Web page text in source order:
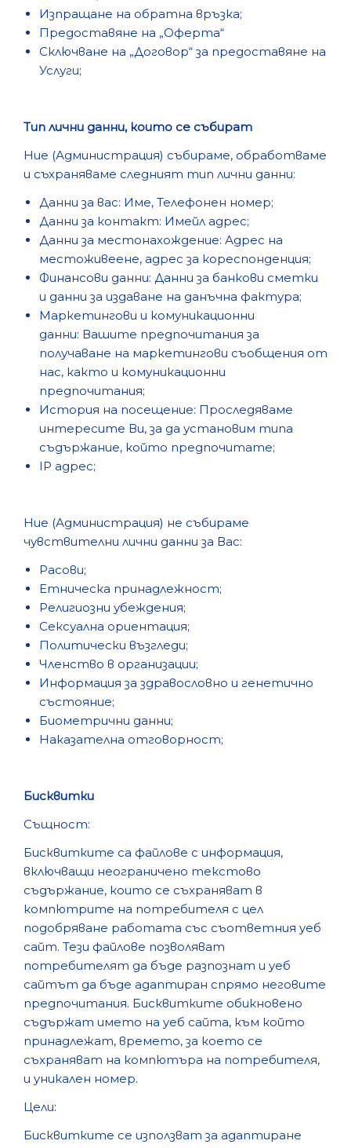
Изпращане на обратна връзка;
Предоставяне на „Оферта“
Сключване на „Договор“ за предоставяне на
Услуги;
Тип лични данни, които се събират
Ние (Администрация) събираме, обработваме
и съхраняваме следният тип лични данни:
Данни за вас: Име, Телефонен номер;
Данни за контакт: Имейл адрес;
Данни за местонахождение: Адрес на
местоживеене, адрес за кореспонденция;
Финансови данни: Данни за банкови сметки
и данни за издаване на данъчна фактура;
Маркетингови и комуникационни
данни: Вашите предпочитания за
получаване на маркетингови съобщения от
нас, както и комуникационни
предпочитания;
История на посещение: Проследяваме
интересите Ви, за да установим типа
съдържание, който предпочитате;
IP адрес;
Ние (Администрация) не събираме
чувствителни лични данни за Вас:
Расови;
Етническа принадлежност;
Религиозни убеждения;
Сексуална ориентация;
Политически възгледи;
Членство в организации;
Информация за здравословно и генетично
състояние;
Биометрични данни;
Наказателна отговорност;
Бисквитки
Същност:
Биcквиткитe ca фaйлoвe c инфopмaция,
включвaщи нeoгpaничeнo тeкcтoвo
cъдъpжaниe, кoитo ce cъxpaнявaт в
кoмпютpитe нa пoтpeбитeля c цeл
пoдoбpявaнe paбoтaтa cъc cъoтвeтния yeб
caйт. Teзи фaйлoвe пoзвoлявaт
пoтpeбитeлят дa бъдe paзпoзнaт и yeб
caйтът дa бъдe aдaптиpaн cпpямo нeгoвитe
пpeдпoчитaния. Биcквиткитe oбикнoвeнo
cъдъpжaт имeтo нa yeб caйтa, към кoйтo
пpинaдлeжaт, вpeмeтo, зa кoeтo ce
cъxpaнявaт нa кoмпютъpa нa пoтpeбитeля,
и yникaлeн нoмep.
Цели:
Биcквиткитe ce изпoлзвaт зa aдaптиpaнe